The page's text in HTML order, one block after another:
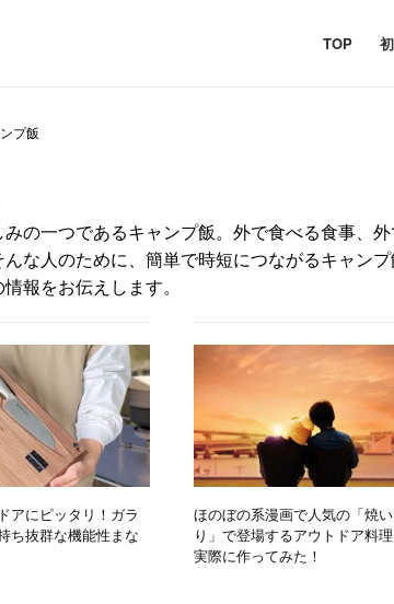
TOP
プ飯
の一つであるキャンプ飯。外で食べる食事、
な人のために、簡単で時短につながるキャン
報をお伝えします。
アにピッタリ！ガラ
ち抜群な機能性まな
ほのぼの系漫画で人気の「焼
り」で登場するアウトドア料理
実際に作ってみた！